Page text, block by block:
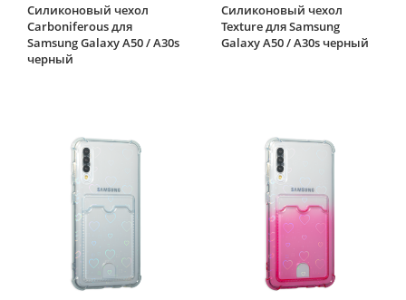
Силиконовый чехол
Carboniferous для
Samsung Galaxy A50 / A30s
черный
Силиконовый чехол
Texture для Samsung
Galaxy A50 / A30s черный